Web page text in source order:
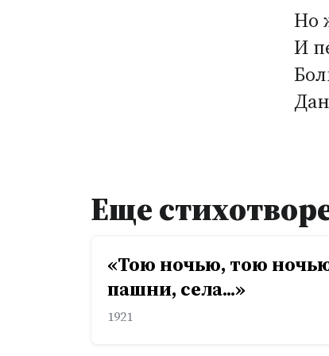
Но
И
Еще
«Тою ночью, тою
пашни, села...»
1921